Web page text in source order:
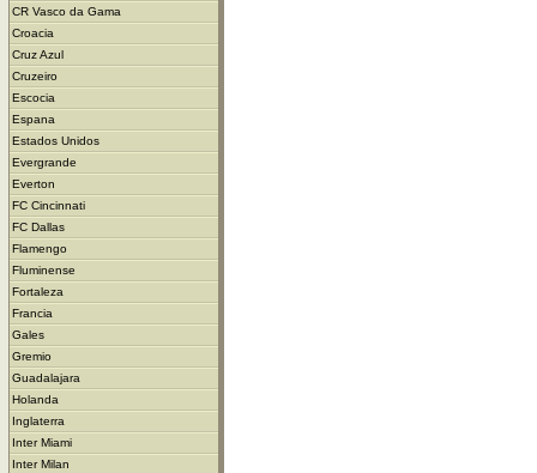
CR Vasco da Gama
Croacia
Cruz Azul
Cruzeiro
Escocia
Espana
Estados Unidos
Evergrande
Everton
FC Cincinnati
FC Dallas
Flamengo
Fluminense
Fortaleza
Francia
Gales
Gremio
Guadalajara
Holanda
Inglaterra
Inter Miami
Inter Milan